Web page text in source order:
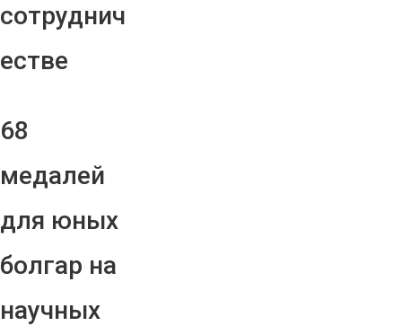
сотруднич
естве
68
медалей
для юных
болгар на
научных